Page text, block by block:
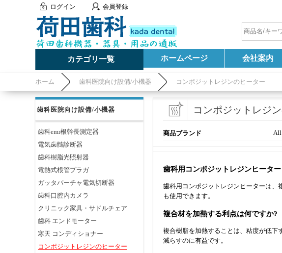
ログイン 会員登録
カテゴリ一覧 ホームページ 会社案内
ホーム 歯科医院向け設備/小機器 コンポジットレジンのヒーター
歯科医院向け設備/小機器
歯科emr根幹長測定器
電気歯髄診断器
歯科樹脂光照射器
電熱式根管プラガ
ガッタパーチャ電気切断器
歯科口腔内カメラ
クリニック家具・サドルチェア
歯科 エンドモーター
寒天 コンディショナー
コンポジットレジンのヒーター
コンポジットレジ
商品ブランド All
歯科用コンポジットレジンヒーター
歯科用コンポジットレジンヒーターは、
も使用できます。
複合材を加熱する利点は何ですか?
複合樹脂を加熱することは、粘度が低下
減らすのに有益です。